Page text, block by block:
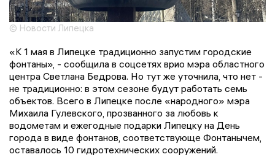
© Новости Липецка
«К 1 мая в Липецке традиционно запустим городские
фонтаны», - сообщила в соцсетях врио мэра областного
центра Светлана Бедрова. Но тут же уточнила, что нет -
не традиционно: в этом сезоне будут работать семь
объектов. Всего в Липецке после «народного» мэра
Михаила Гулевского, прозванного за любовь к
водометам и ежегодные подарки Липецку на День
города в виде фонтанов, соответствующе Фонтанычем,
оставалось 10 гидротехнических сооружений.